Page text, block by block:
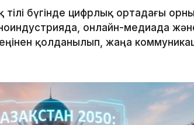
тілі бүгінде цифрлық ортадағы
онлайн-медиада
қолданылып, жаңа